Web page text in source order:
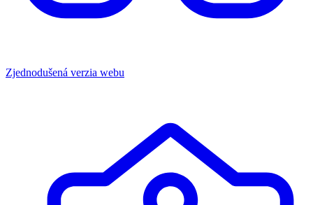
Zjednodušená verzia webu